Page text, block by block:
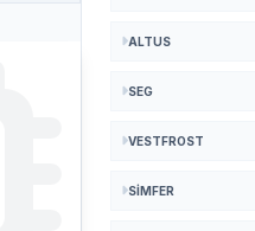
ALTUS
SEG
VESTFROST
SIMFER